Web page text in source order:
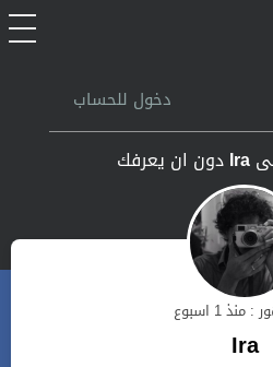
دخول للحساب
Iraدون ان يعرفك
1 اسبوع
Ira